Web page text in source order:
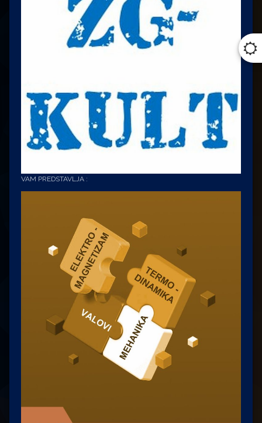
VAM PREDSTAVLJA :